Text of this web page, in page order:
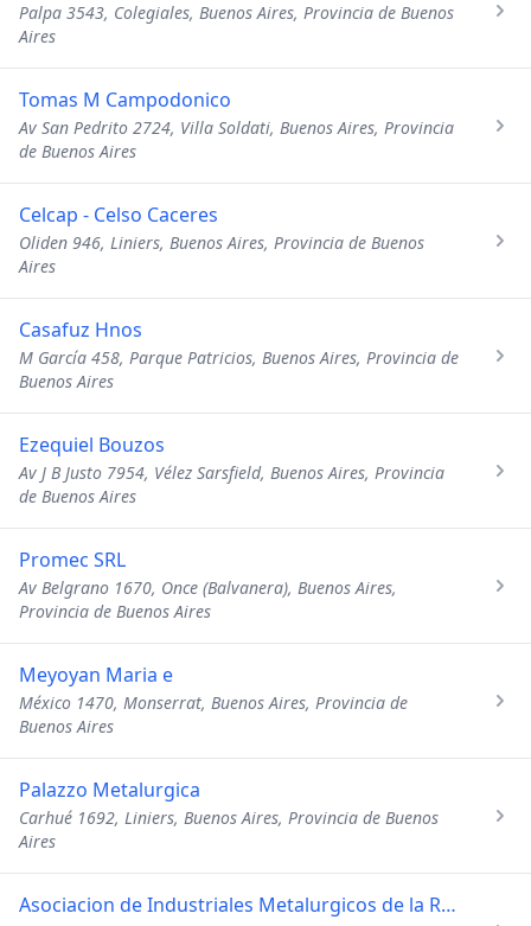
Palpa 3543, Colegiales, Buenos Aires, Provincia de Buenos
Aires
Tomas M Campodonico
Av San Pedrito 2724, Villa Soldati, Buenos Aires, Provincia
de Buenos Aires
Celcap - Celso Caceres
Oliden 946, Liniers, Buenos Aires, Provincia de Buenos
Aires
Casafuz Hnos
M García 458, Parque Patricios, Buenos Aires, Provincia de
Buenos Aires
Ezequiel Bouzos
Av J B Justo 7954, Vélez Sarsfield, Buenos Aires, Provincia
de Buenos Aires
Promec SRL
Av Belgrano 1670, Once (Balvanera), Buenos Aires,
Provincia de Buenos Aires
Meyoyan Maria e
México 1470, Monserrat, Buenos Aires, Provincia de
Buenos Aires
Palazzo Metalurgica
Carhué 1692, Liniers, Buenos Aires, Provincia de Buenos
Aires
Asociacion de Industriales Metalurgicos de la Rep Arg